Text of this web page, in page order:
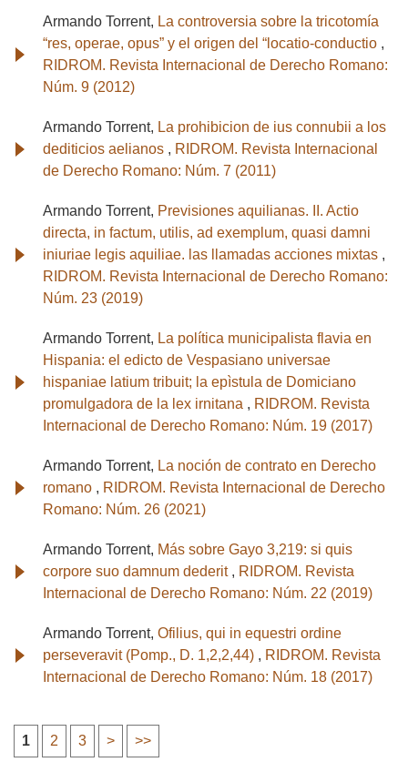
Armando Torrent, La controversia sobre la tricotomía
“res, operae, opus” y el origen del “locatio-conductio ,
RIDROM. Revista Internacional de Derecho Romano:
Núm. 9 (2012)
Armando Torrent, La prohibicion de ius connubii a los
dediticios aelianos , RIDROM. Revista Internacional
de Derecho Romano: Núm. 7 (2011)
Armando Torrent, Previsiones aquilianas. II. Actio
directa, in factum, utilis, ad exemplum, quasi damni
iniuriae legis aquiliae. las llamadas acciones mixtas ,
RIDROM. Revista Internacional de Derecho Romano:
Núm. 23 (2019)
Armando Torrent, La política municipalista flavia en
Hispania: el edicto de Vespasiano universae
hispaniae latium tribuit; la epìstula de Domiciano
promulgadora de la lex irnitana , RIDROM. Revista
Internacional de Derecho Romano: Núm. 19 (2017)
Armando Torrent, La noción de contrato en Derecho
romano , RIDROM. Revista Internacional de Derecho
Romano: Núm. 26 (2021)
Armando Torrent, Más sobre Gayo 3,219: si quis
corpore suo damnum dederit , RIDROM. Revista
Internacional de Derecho Romano: Núm. 22 (2019)
Armando Torrent, Ofilius, qui in equestri ordine
perseveravit (Pomp., D. 1,2,2,44) , RIDROM. Revista
Internacional de Derecho Romano: Núm. 18 (2017)
1 2 3 > >>